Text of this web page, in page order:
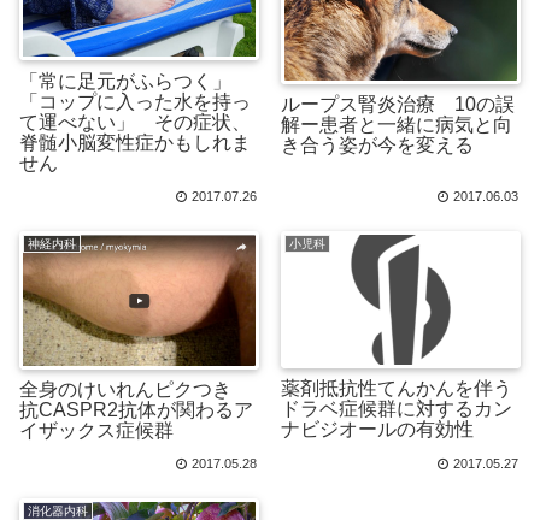
「常に足元がふらつく」
「コップに入った水を持っ
て運べない」 その症状、
脊髄小脳変性症かもしれま
せん
2017.07.26
ループス腎炎治療 10の誤
解ー患者と一緒に病気と向
き合う姿が今を変える
2017.06.03
神経内科
全身のけいれんピクつき
抗CASPR2抗体が関わるア
イザックス症候群
2017.05.28
小児科
薬剤抵抗性てんかんを伴う
ドラベ症候群に対するカン
ナビジオールの有効性
2017.05.27
消化器内科